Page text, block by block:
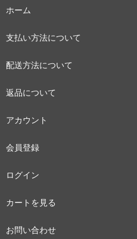
ホーム
支払い方法について
配送方法について
返品について
アカウント
会員登録
ログイン
カートを見る
お問い合わせ